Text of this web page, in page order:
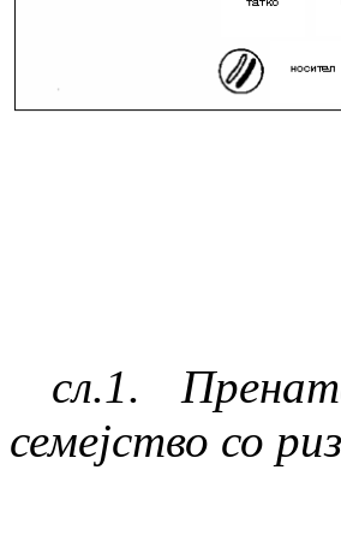
сл.1.
семејство со